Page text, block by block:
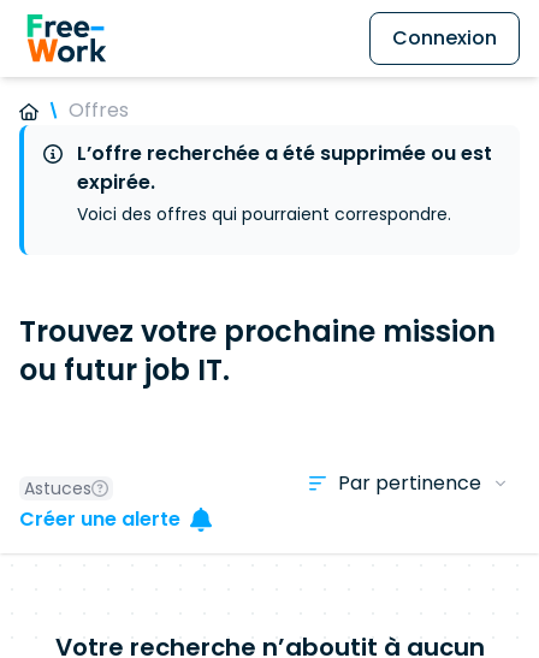
Connexion
Offres
L’offre recherchée a été supprimée ou est
expirée.
Voici des offres qui pourraient correspondre.
Trouvez votre prochaine mission
ou futur job IT.
Astuces
Créer une alerte
Votre recherche n’aboutit à aucun